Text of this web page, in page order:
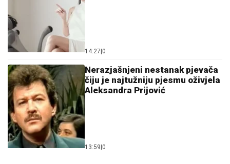
14:27 0
Nerazjašnjeni nestanak pjevača
čiju je najtužniju pjesmu oživjela
Aleksandra Prijović
13:59 0